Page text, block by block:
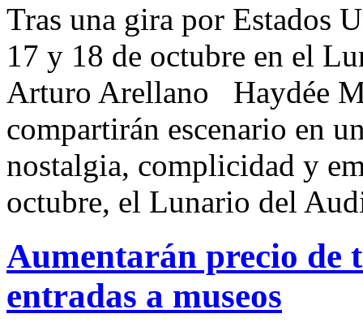
Tras una gira por Estados
17 y 18 de octubre en el
Arturo Arellano Haydée
compartirán escenario en
nostalgia, complicidad y
octubre, el Lunario del
Aumentarán precio de
entradas a museos